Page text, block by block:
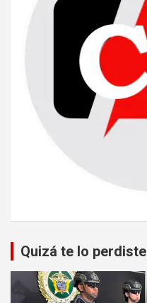
Quizá te lo perdiste